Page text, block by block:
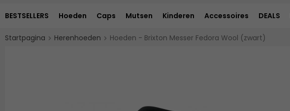
BESTSELLERS Hoeden Caps Mutsen Kinderen Accessoires DEALS
Startpagina Herenhoeden Hoeden - Brixton Messer Fedora Wool (zwart)